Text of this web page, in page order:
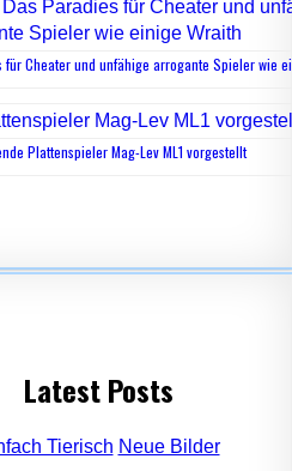
für Cheater und unfähige arrogante Spieler wie
Plattenspieler Mag-Lev ML1 vorgestellt
Latest Posts
Tierisch Neue Bilder